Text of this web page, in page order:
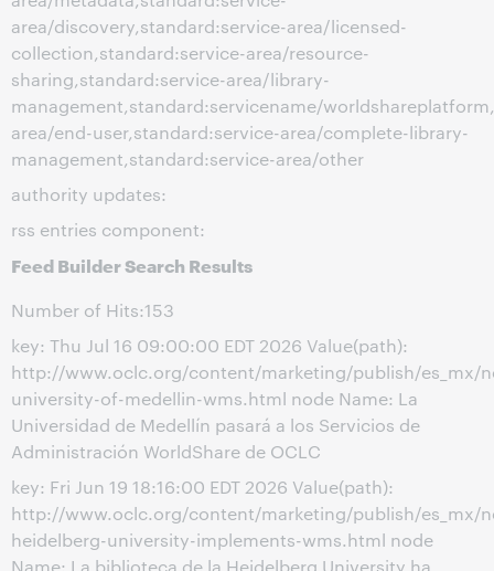
area/discovery,standard:service-area/licensed-
collection,standard:service-area/resource-
sharing,standard:service-area/library-
management,standard:servicename/
area/end-user,standard:service-area/complete-library-
management,standard:service-area/other
authority updates:
rss entries component:
Feed Builder Search Results
Number of Hits:153
key: Thu Jul 16 09:00:00 EDT 2026 Value(path):
http://www.oclc.org/content/marketing/publish/es_mx/
university-of-medellin-wms.html node Name: La
Universidad de Medellín pasará a los Servicios de
Administración WorldShare de OCLC
key: Fri Jun 19 18:16:00 EDT 2026 Value(path):
http://www.oclc.org/content/marketing/publish/es_mx/
heidelberg-university-implements-wms.html node
Name: La biblioteca de la Heidelberg University ha